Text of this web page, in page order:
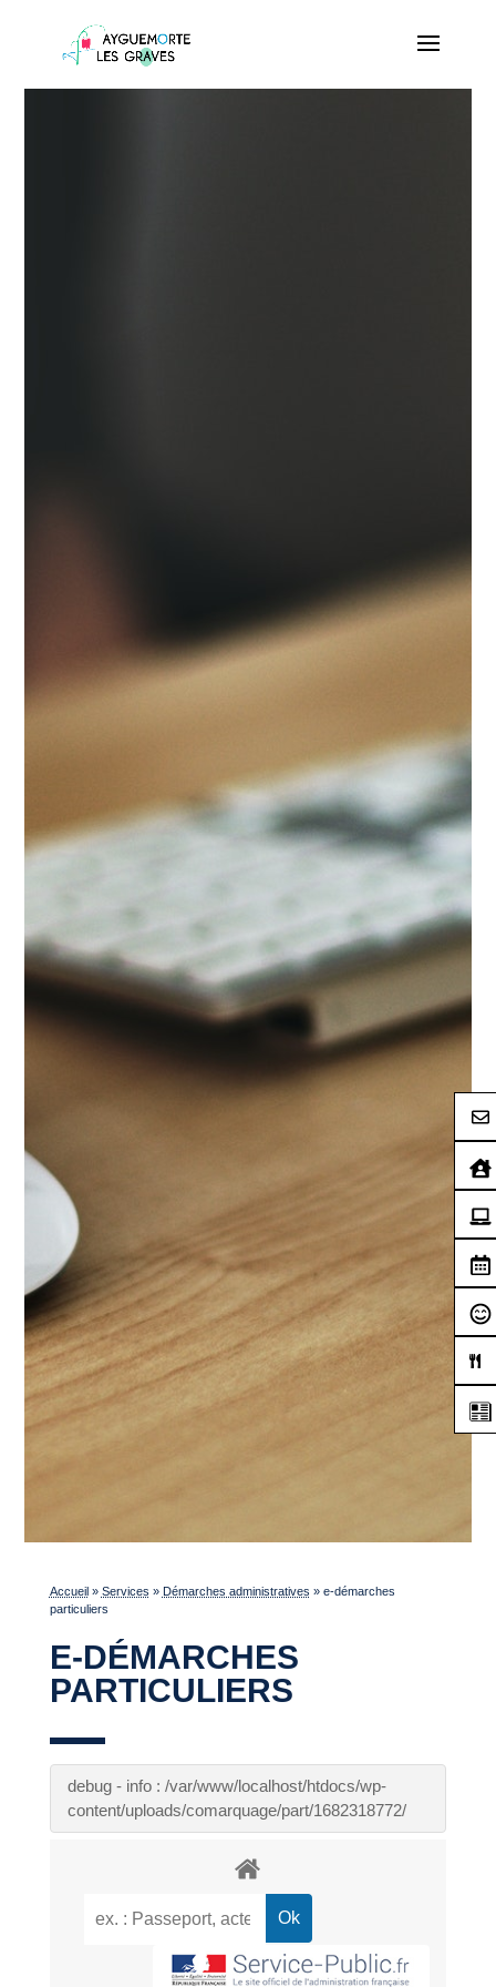
Accueil» Services » Démarches administratives » e-démarches
particuliers
E-DÉMARCHES
PARTICULIERS
debug - info : /var/www/localhost/htdocs/wp-
content/uploads/comarquage/part/1682318772/